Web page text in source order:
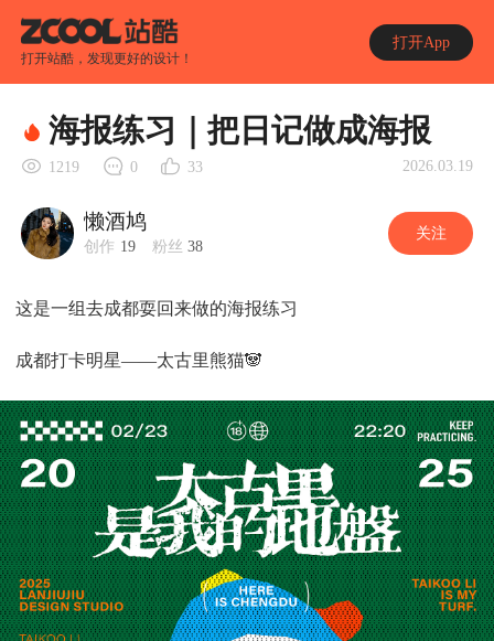
打开站酷，发现更好的设计！
打开App
海报练习｜把日记做成海报
1219 0 33 2026.03.19
懒酒鸠
创作 19 粉丝 38
关注
这是一组去成都耍回来做的海报练习
成都打卡明星——太古里熊猫🐼